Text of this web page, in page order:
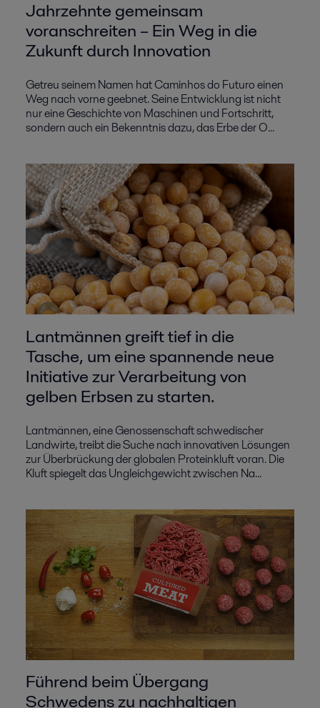
Jahrzehnte gemeinsam
voranschreiten – Ein Weg in die
Zukunft durch Innovation
Getreu seinem Namen hat Caminhos do Futuro einen
Weg nach vorne geebnet. Seine Entwicklung ist nicht
nur eine Geschichte von Maschinen und Fortschritt,
sondern auch ein Bekenntnis dazu, das Erbe der O...
Lantmännen greift tief in die
Tasche, um eine spannende neue
Initiative zur Verarbeitung von
gelben Erbsen zu starten.
Lantmännen, eine Genossenschaft schwedischer
Landwirte, treibt die Suche nach innovativen Lösungen
zur Überbrückung der globalen Proteinkluft voran. Die
Kluft spiegelt das Ungleichgewicht zwischen Na...
Führend beim Übergang
Schwedens zu nachhaltigen